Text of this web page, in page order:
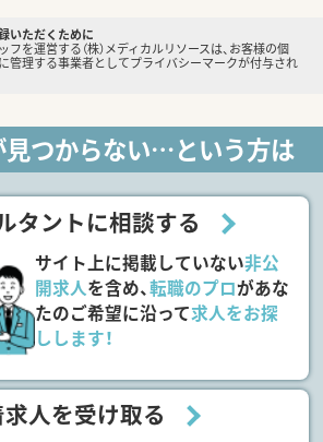
いただくために
フを運営する（株）メディカルリソースは、お客様の個
管理する事業者としてプライバシーマークが付与され
見つからない…という方は
タントに相談する
サイト上に掲載していない非公
開求人を含め、転職のプロがあな
たのご希望に沿って求人をお探
しします！
人を受け取る